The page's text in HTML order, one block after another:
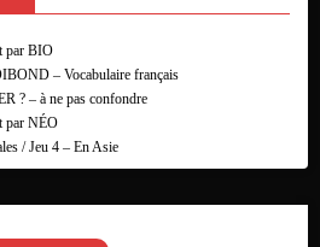
par BIO
– Vocabulaire français
? – à ne pas confondre
par NÉO
/ Jeu 4 – En Asie